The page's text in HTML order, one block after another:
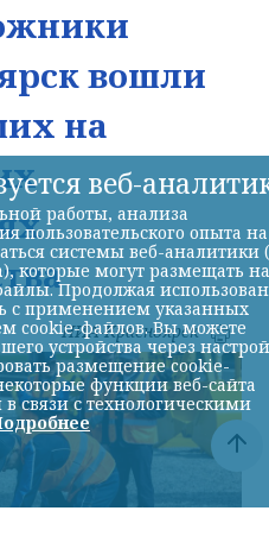
вошли
на
НИА-Красноярск
веб-
работы, анализа
пользовательского опыта на
системы веб-аналитики
которые могут размещать на
Продолжая
с применением указанных
cookie-файлов. Вы можете
устройства через
размещение cookie-
функции веб-сайта
связи с технологическими